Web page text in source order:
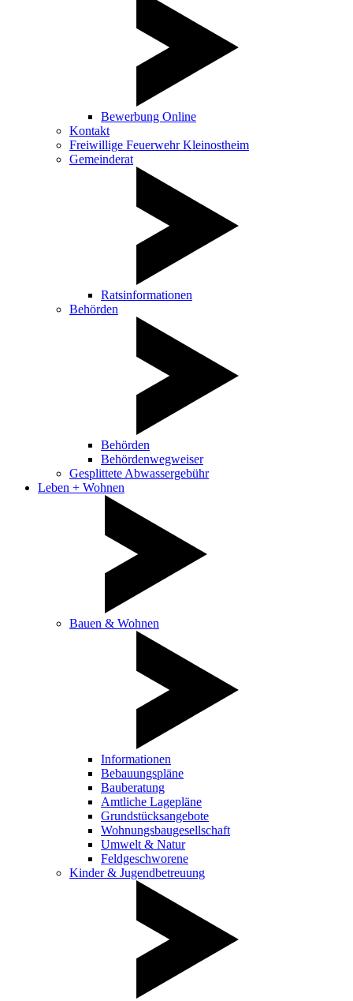
Bewerbung Online
Kontakt
Freiwillige Feuerwehr Kleinostheim
Gemeinderat
Ratsinformationen
Behörden
Behörden
Behördenwegweiser
Gesplittete Abwassergebühr
Leben + Wohnen
Bauen & Wohnen
Informationen
Bebauungspläne
Bauberatung
Amtliche Lagepläne
Grundstücksangebote
Wohnungsbaugesellschaft
Umwelt & Natur
Feldgeschworene
Kinder & Jugendbetreuung